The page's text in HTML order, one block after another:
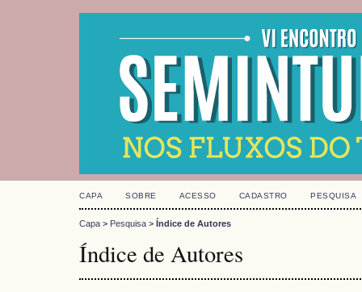
CAPA SOBRE ACESSO CADASTRO PESQUISA
Capa > Pesquisa > Índice de Autores
Índice de Autores